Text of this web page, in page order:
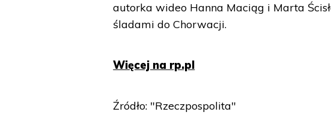
autorka wideo Hanna Maciąg i Marta
śladami do Chorwacji.
Więcej na rp.pl
Źródło: "Rzeczpospolita"